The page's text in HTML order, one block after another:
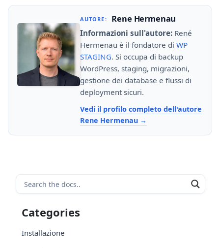
AUTORE: Rene Hermenau
Informazioni sull'autore: René
Hermenau è il fondatore di WP
STAGING. Si occupa di backup
WordPress, staging, migrazioni,
gestione dei database e flussi di
deployment sicuri.
Vedi il profilo completo dell'autore
Rene Hermenau
Categories
Installazione